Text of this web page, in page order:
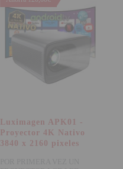
Luximagen APK01 -
Proyector 4K Nativo
3840 x 2160 pixeles